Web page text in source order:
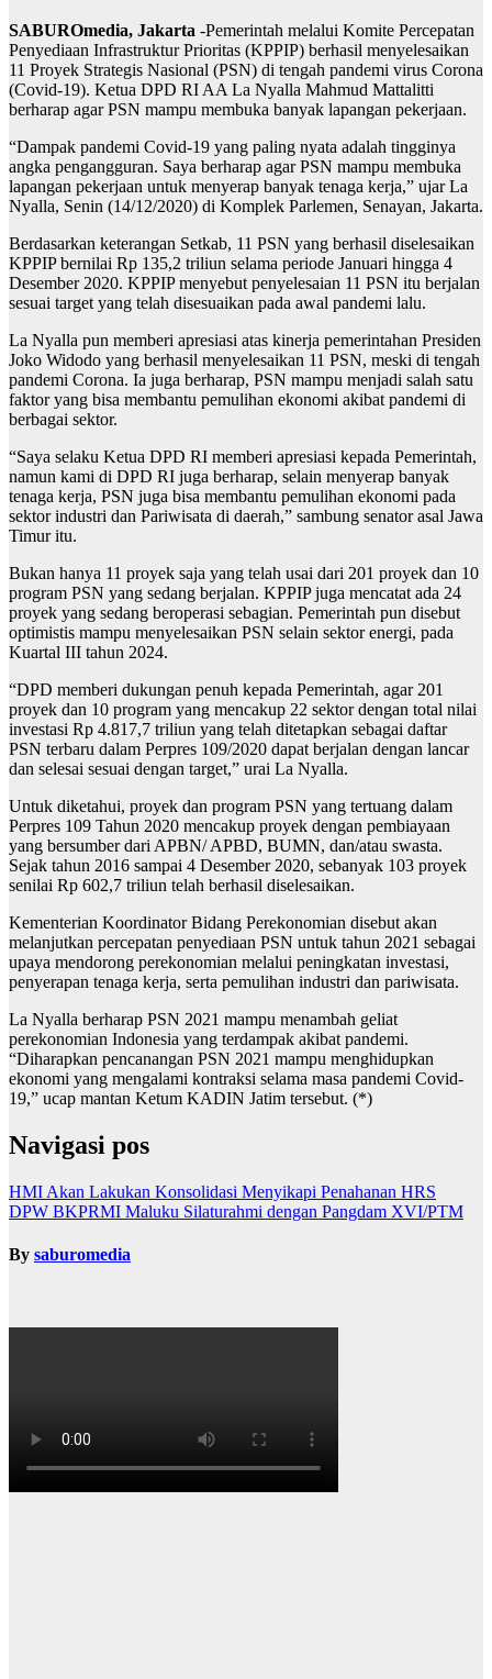
SABUROmedia, Jakarta -Pemerintah melalui Komite Percepatan
Penyediaan Infrastruktur Prioritas (KPPIP) berhasil menyelesaikan
11 Proyek Strategis Nasional (PSN) di tengah pandemi virus Corona
(Covid-19). Ketua DPD RI AA La Nyalla Mahmud Mattalitti
berharap agar PSN mampu membuka banyak lapangan pekerjaan.
“Dampak pandemi Covid-19 yang paling nyata adalah tingginya
angka pengangguran. Saya berharap agar PSN mampu membuka
lapangan pekerjaan untuk menyerap banyak tenaga kerja,” ujar La
Nyalla, Senin (14/12/2020) di Komplek Parlemen, Senayan, Jakarta.
Berdasarkan keterangan Setkab, 11 PSN yang berhasil diselesaikan
KPPIP bernilai Rp 135,2 triliun selama periode Januari hingga 4
Desember 2020. KPPIP menyebut penyelesaian 11 PSN itu berjalan
sesuai target yang telah disesuaikan pada awal pandemi lalu.
La Nyalla pun memberi apresiasi atas kinerja pemerintahan Presiden
Joko Widodo yang berhasil menyelesaikan 11 PSN, meski di tengah
pandemi Corona. Ia juga berharap, PSN mampu menjadi salah satu
faktor yang bisa membantu pemulihan ekonomi akibat pandemi di
berbagai sektor.
“Saya selaku Ketua DPD RI memberi apresiasi kepada Pemerintah,
namun kami di DPD RI juga berharap, selain menyerap banyak
tenaga kerja, PSN juga bisa membantu pemulihan ekonomi pada
sektor industri dan Pariwisata di daerah,” sambung senator asal Jawa
Timur itu.
Bukan hanya 11 proyek saja yang telah usai dari 201 proyek dan 10
program PSN yang sedang berjalan. KPPIP juga mencatat ada 24
proyek yang sedang beroperasi sebagian. Pemerintah pun disebut
optimistis mampu menyelesaikan PSN selain sektor energi, pada
Kuartal III tahun 2024.
“DPD memberi dukungan penuh kepada Pemerintah, agar 201
proyek dan 10 program yang mencakup 22 sektor dengan total nilai
investasi Rp 4.817,7 triliun yang telah ditetapkan sebagai daftar
PSN terbaru dalam Perpres 109/2020 dapat berjalan dengan lancar
dan selesai sesuai dengan target,” urai La Nyalla.
Untuk diketahui, proyek dan program PSN yang tertuang dalam
Perpres 109 Tahun 2020 mencakup proyek dengan pembiayaan
yang bersumber dari APBN/ APBD, BUMN, dan/atau swasta.
Sejak tahun 2016 sampai 4 Desember 2020, sebanyak 103 proyek
senilai Rp 602,7 triliun telah berhasil diselesaikan.
Kementerian Koordinator Bidang Perekonomian disebut akan
melanjutkan percepatan penyediaan PSN untuk tahun 2021 sebagai
upaya mendorong perekonomian melalui peningkatan investasi,
penyerapan tenaga kerja, serta pemulihan industri dan pariwisata.
La Nyalla berharap PSN 2021 mampu menambah geliat
perekonomian Indonesia yang terdampak akibat pandemi.
“Diharapkan pencanangan PSN 2021 mampu menghidupkan
ekonomi yang mengalami kontraksi selama masa pandemi Covid-
19,” ucap mantan Ketum KADIN Jatim tersebut. (*)
Navigasi pos
HMI Akan Lakukan Konsolidasi Menyikapi Penahanan HRS
DPW BKPRMI Maluku Silaturahmi dengan Pangdam XVI/PTM
By saburomedia